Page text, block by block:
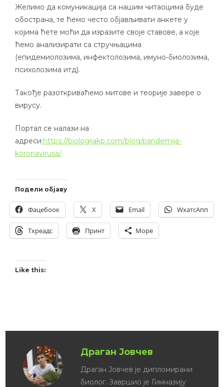
Желимо да комуникација са нашим читаоцима буде
обострана, те ћемо често објављивати анкете у
којима ћете моћи да изразите своје ставове, а које
ћемо анализирати са стручњацима
(епидемиолозима, инфектолозима, имуно-биолозима,
психолозима итд).
Такође разоткриваћемо митове и теорије завере о
вирусу.
Портал се налази на
адреси:https://biologijakp.com/blog/pandemija-
koronavirusa/
Подели објаву
Фацебоок X Email WхатсАпп
Тхреадс Принт Море
Like this:
Драган Јовчев
Драган Јовчев је дипломирани
биолог. Завршио је Гимназију